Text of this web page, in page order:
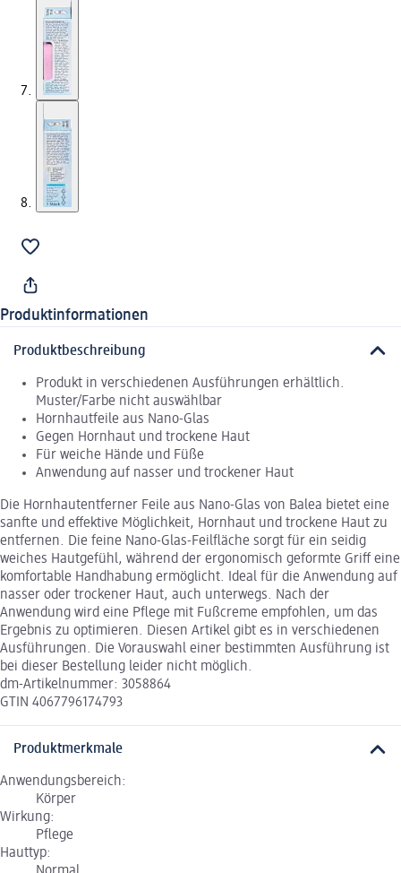
Produktinformationen
Produktbeschreibung
Produkt in verschiedenen Ausführungen erhältlich.
Muster/Farbe nicht auswählbar
Hornhautfeile aus Nano-Glas
Gegen Hornhaut und trockene Haut
Für weiche Hände und Füße
Anwendung auf nasser und trockener Haut
Die Hornhautentferner Feile aus Nano-Glas von Balea bietet eine
sanfte und effektive Möglichkeit, Hornhaut und trockene Haut zu
entfernen. Die feine Nano-Glas-Feilfläche sorgt für ein seidig
weiches Hautgefühl, während der ergonomisch geformte Griff eine
komfortable Handhabung ermöglicht. Ideal für die Anwendung auf
nasser oder trockener Haut, auch unterwegs. Nach der
Anwendung wird eine Pflege mit Fußcreme empfohlen, um das
Ergebnis zu optimieren. Diesen Artikel gibt es in verschiedenen
Ausführungen. Die Vorauswahl einer bestimmten Ausführung ist
bei dieser Bestellung leider nicht möglich.
dm-Artikelnummer: 3058864
GTIN 4067796174793
Produktmerkmale
Anwendungsbereich:
Körper
Wirkung:
Pflege
Hauttyp: